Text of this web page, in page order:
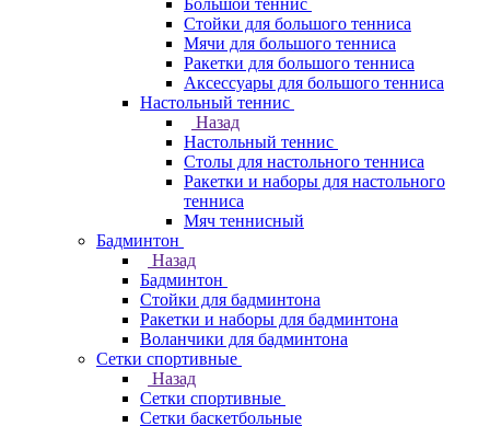
Большой теннис
Стойки для большого тенниса
Мячи для большого тенниса
Ракетки для большого тенниса
Аксессуары для большого тенниса
Настольный теннис
Назад
Настольный теннис
Столы для настольного тенниса
Ракетки и наборы для настольного
тенниса
Мяч теннисный
Бадминтон
Назад
Бадминтон
Стойки для бадминтона
Ракетки и наборы для бадминтона
Воланчики для бадминтона
Сетки спортивные
Назад
Сетки спортивные
Сетки баскетбольные